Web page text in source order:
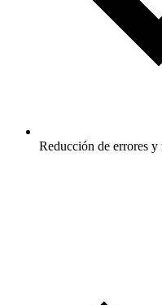
Reducción de errores